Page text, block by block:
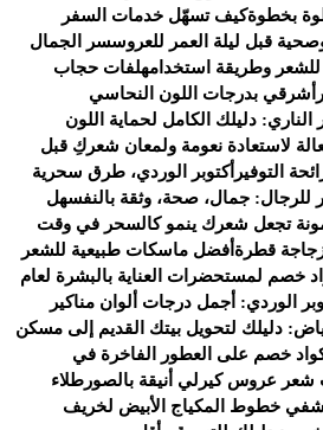
بخطوةكيف تسهّل خدمات السفر
قبل ليلة العمر للعروسسر الجمال
للشعر وطريقة استخدامهلفات حجاب
أشرقي بدرجات اللون النحاسي
الناري: دليلك الكامل لحماية اللون
لاستعادة نعومة ولمعان شعركِ قبل
أكتوبر الوردي، طرق سحرية
للرجال: جمال، صحة، وثقة بالنفسهل
تجعل شعرك ينمو كالسحر في وقت
قطرة أفضل ماسكات طبيعية للشعر
خصم لمستحضرات العناية بالبشرة لعام
الوردي: أجمل درجات ألوان مناكير
دليلك لتحويل بيتك القديم إلى مسكن
خصم على العطور الفاخرة في
طلاء
خطوط المكياج الأبيض لخريف